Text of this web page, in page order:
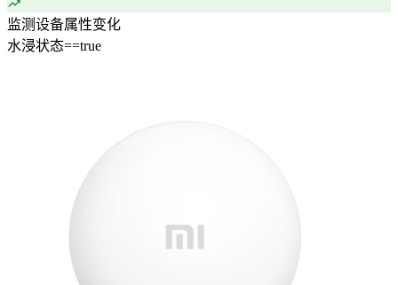
监测设备属性变化
水浸状态==true